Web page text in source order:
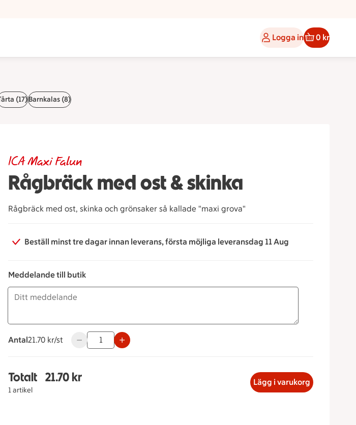
Logga in 0 kr
(17)Barnkalas (8)
Rågbräck med ost & skinka
ICA Maxi Falun
Rågbräck med ost, skinka och grönsaker så kallade "maxi grova"
Beställ minst tre dagar innan leverans, första möjliga leveransdag 11 Aug
Meddelande till butik
Antal
21.70 kronor styck
21.70 kr/st Använd knapparna för att minska eller öka värdet, eller ange ett värde
Totalt
1 artikel
Totalt 1 stycken Rågbräck med ost & skinka, 21.70 kronor
21.70 kr Lägg i varukorg